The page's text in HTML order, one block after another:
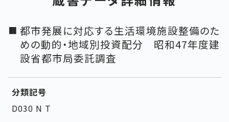
都市発展に対応する生活環境施設整備のた
めの動的・地域別投資配分 昭和47年度建
設省都市局委託調査
分類記号
D030 N T